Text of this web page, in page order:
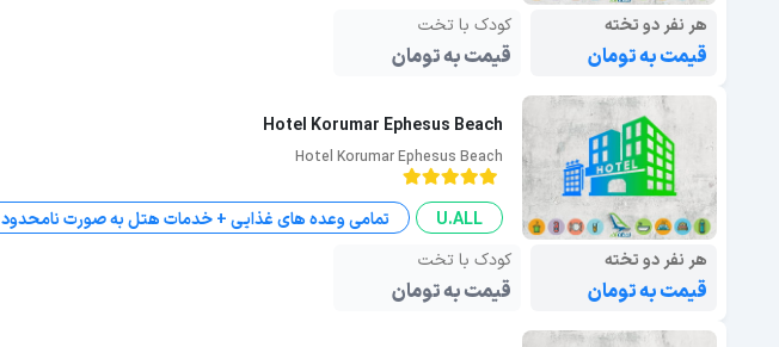
هر نفر دو تخته
قیمت به تومان
کودک با تخت
قیمت به تومان
Hotel Korumar Ephesus Beach
Hotel Korumar Ephesus Beach
U.ALL
تمامی وعده های غذایی + خدمات هتل به صورت نامحدود
هر نفر دو تخته
قیمت به تومان
کودک با تخت
قیمت به تومان